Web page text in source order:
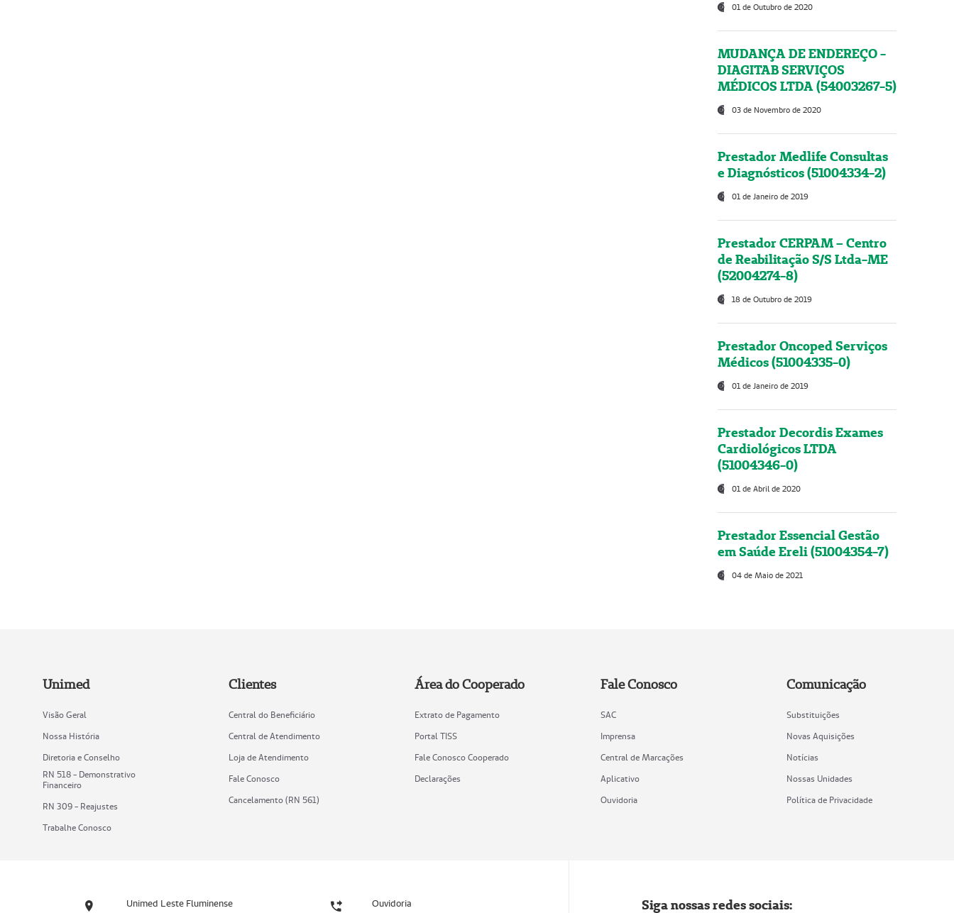
01 de Outubro de 2020
MUDANÇA DE ENDEREÇO -
DIAGITAB SERVIÇOS
MÉDICOS LTDA (54003267-5)
03 de Novembro de 2020
Prestador Medlife Consultas
e Diagnósticos (51004334-2)
01 de Janeiro de 2019
Prestador CERPAM – Centro
de Reabilitação S/S Ltda-ME
(52004274-8)
18 de Outubro de 2019
Prestador Oncoped Serviços
Médicos (51004335-0)
01 de Janeiro de 2019
Prestador Decordis Exames
Cardiológicos LTDA
(51004346-0)
01 de Abril de 2020
Prestador Essencial Gestão
em Saúde Ereli (51004354-7)
04 de Maio de 2021
Unimed
Visão Geral
Nossa História
Diretoria e Conselho
RN 518 - Demonstrativo
Financeiro
RN 309 - Reajustes
Trabalhe Conosco
Clientes
Central do Beneficiário
Central de Atendimento
Loja de Atendimento
Fale Conosco
Cancelamento (RN 561)
Área do Cooperado
Extrato de Pagamento
Portal TISS
Fale Conosco Cooperado
Declarações
Fale Conosco
SAC
Imprensa
Central de Marcações
Aplicativo
Ouvidoria
Comunicação
Substituições
Novas Aquisições
Notícias
Nossas Unidades
Política de Privacidade
Unimed Leste Fluminense Ouvidoria Siga nossas redes sociais: